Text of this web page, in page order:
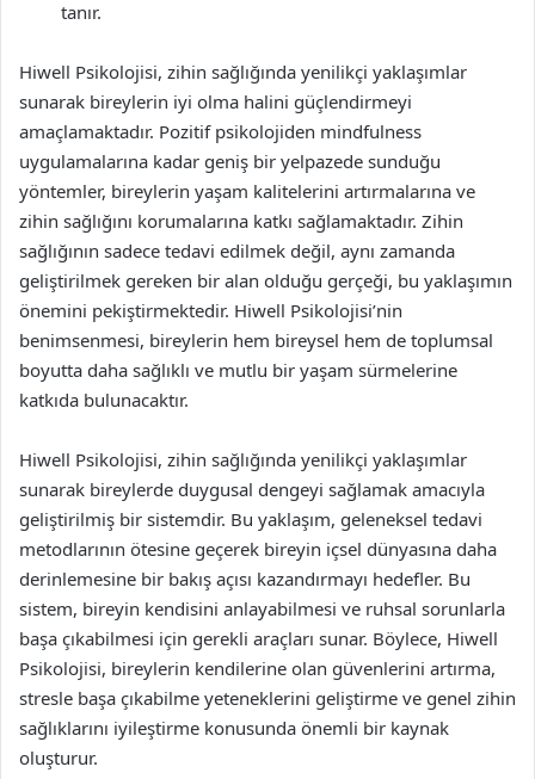
tanır.
Hiwell Psikolojisi, zihin sağlığında yenilikçi yaklaşımlar
sunarak bireylerin iyi olma halini güçlendirmeyi
amaçlamaktadır. Pozitif psikolojiden mindfulness
uygulamalarına kadar geniş bir yelpazede sunduğu
yöntemler, bireylerin yaşam kalitelerini artırmalarına ve
zihin sağlığını korumalarına katkı sağlamaktadır. Zihin
sağlığının sadece tedavi edilmek değil, aynı zamanda
geliştirilmek gereken bir alan olduğu gerçeği, bu yaklaşımın
önemini pekiştirmektedir. Hiwell Psikolojisi’nin
benimsenmesi, bireylerin hem bireysel hem de toplumsal
boyutta daha sağlıklı ve mutlu bir yaşam sürmelerine
katkıda bulunacaktır.
Hiwell Psikolojisi, zihin sağlığında yenilikçi yaklaşımlar
sunarak bireylerde duygusal dengeyi sağlamak amacıyla
geliştirilmiş bir sistemdir. Bu yaklaşım, geleneksel tedavi
metodlarının ötesine geçerek bireyin içsel dünyasına daha
derinlemesine bir bakış açısı kazandırmayı hedefler. Bu
sistem, bireyin kendisini anlayabilmesi ve ruhsal sorunlarla
başa çıkabilmesi için gerekli araçları sunar. Böylece, Hiwell
Psikolojisi, bireylerin kendilerine olan güvenlerini artırma,
stresle başa çıkabilme yeteneklerini geliştirme ve genel zihin
sağlıklarını iyileştirme konusunda önemli bir kaynak
oluşturur.